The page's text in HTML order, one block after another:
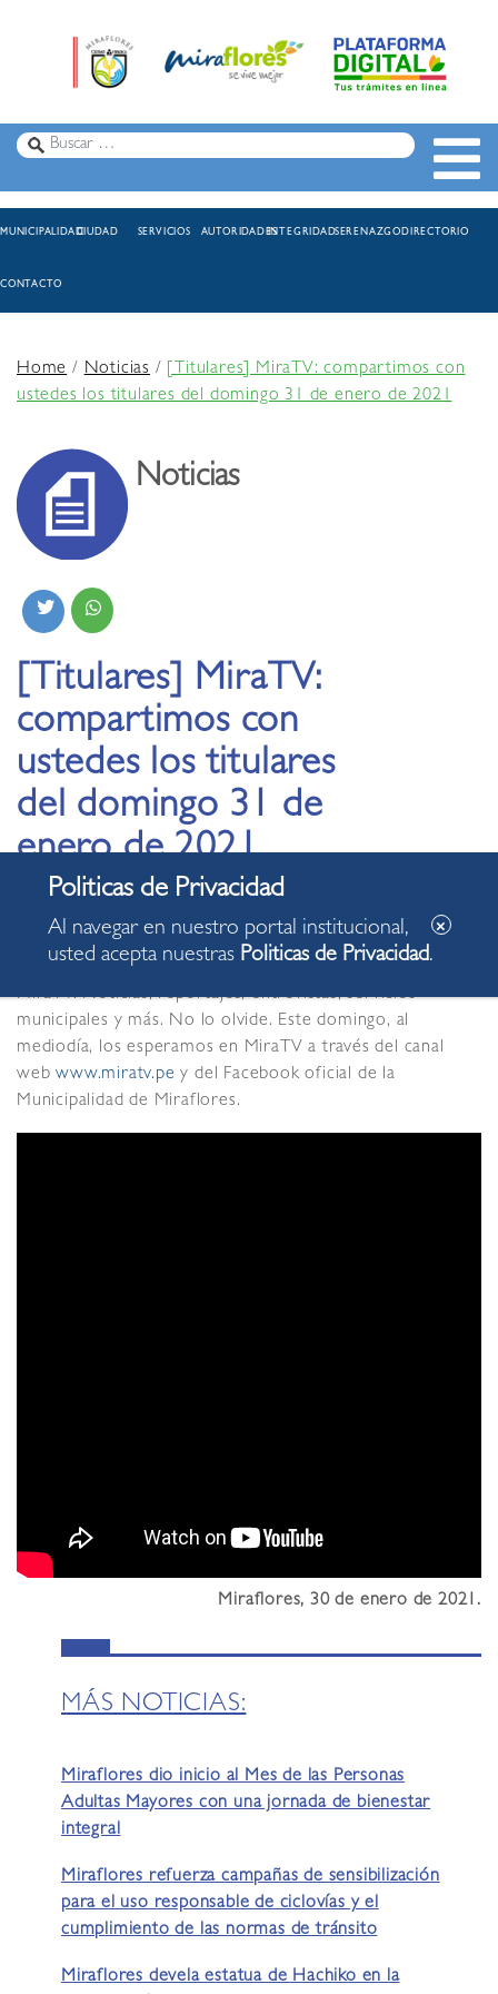
MUNICIPALIDADCIUDAD SERVICIOS AUTORIDADESINTEGRIDADSERENAZGODIRECTORIO
CONTACTO
Home/Noticias /
[Titulares] MiraTV: compartimos con
ustedes los titulares del domingo 31 de enero de 2021
Noticias
[Titulares] MiraTV:
compartimos con
ustedes los titulares
del domingo 31 de
enero de 2021
30.01.2021
Este domingo, al mediodía, acompáñennos en el noticiero
MiraTV. Noticias, reportajes, entrevistas, servicios
municipales y más. No lo olvide. Este domingo, al
mediodía, los esperamos en MiraTV a través del canal
webwww.miratv.pe y del Facebook oficial de la
Municipalidad de Miraflores.
Miraflores, 30 de enero de 2021.
MÁS NOTICIAS:
Miraflores dio inicio al Mes de las Personas
Adultas Mayores con una jornada de bienestar
integral
Miraflores refuerza campañas de sensibilización
para el uso responsable de ciclovías y el
cumplimiento de las normas de tránsito
Miraflores devela estatua de Hachiko en la
Al navegar en nuestro portal institucional,
usted acepta nuestras Politicas de Privacidad.